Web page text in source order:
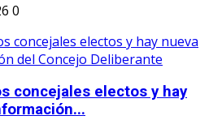
0
concejales electos y hay